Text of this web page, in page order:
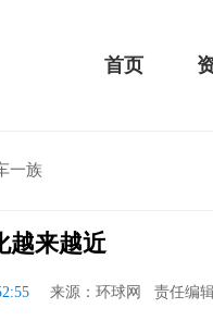
首页
一族
越来越近
来源：环球网 责任编